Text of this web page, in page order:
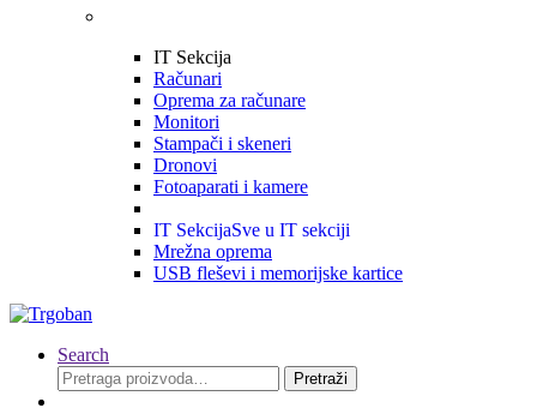
IT Sekcija
Računari
Oprema za računare
Monitori
Stampači i skeneri
Dronovi
Fotoaparati i kamere
IT SekcijaSve u IT sekciji
Mrežna oprema
USB fleševi i memorijske kartice
Search
Pretraga
za:
Pretraži